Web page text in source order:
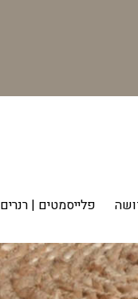
פלייסמטים | רנרים